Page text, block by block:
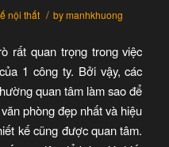
nội thất / bymanhkhuong
rất quan trọng trong việc
1 công ty. Bởi vậy, các
quan tâm làm sao để
phòng đẹp nhất và hiệu
kế cũng được quan tâm.